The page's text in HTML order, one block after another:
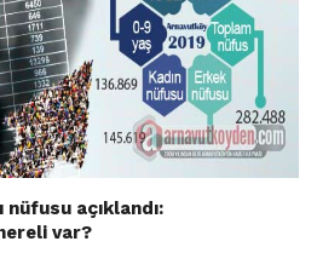
nüfusu açıklandı:
var?